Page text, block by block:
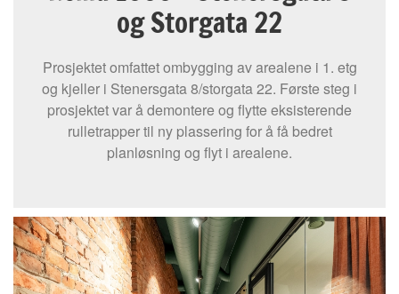
og Storgata 22
Prosjektet omfattet ombygging av arealene i 1. etg
og kjeller i Stenersgata 8/storgata 22. Første steg i
prosjektet var å demontere og flytte eksisterende
rulletrapper til ny plassering for å få bedret
planløsning og flyt i arealene.